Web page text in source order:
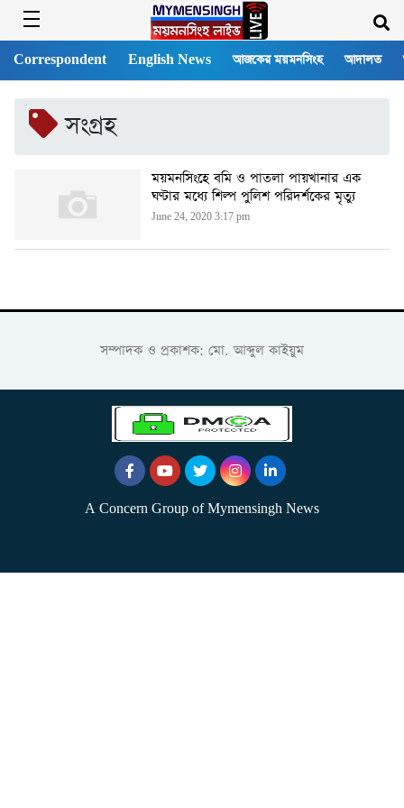
Correspondent English News আজকের ময়মনসিংহ আদালত
সংগ্রহ
ময়মনসিংহে বমি ও পাতলা পায়খানার এক
ঘণ্টার মধ্যে শিল্প পুলিশ পরিদর্শকের মৃত্যু
June 24, 2020 3:17 pm
সম্পাদক ও প্রকাশক: মো. আব্দুল কাইয়ুম
A Concern Group of Mymensingh News